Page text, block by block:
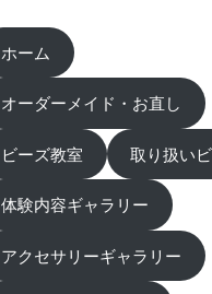
ホーム
オーダーメイド・お直し
ビーズ教室 取り扱い
体験内容ギャラリー
アクセサリーギャラリー